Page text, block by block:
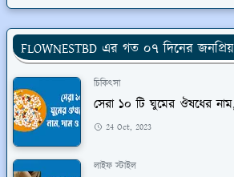
FLOWNESTBD এর গত ০৭ দিনের
চিকিৎসা
সেরা ১০ টি ঘুমের ঔষধের
24 Oct, 2023
লাইফ স্টাইল